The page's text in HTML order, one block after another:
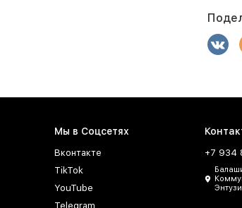
Мы в Соцсетях
Вконтакте
TikTok
YouTube
Telegram
+7 934